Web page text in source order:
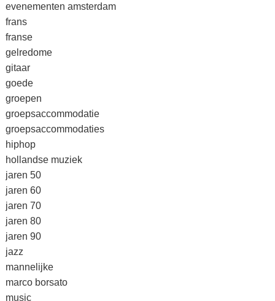
evenementen amsterdam
frans
franse
gelredome
gitaar
goede
groepen
groepsaccommodatie
groepsaccommodaties
hiphop
hollandse muziek
jaren 50
jaren 60
jaren 70
jaren 80
jaren 90
jazz
mannelijke
marco borsato
music